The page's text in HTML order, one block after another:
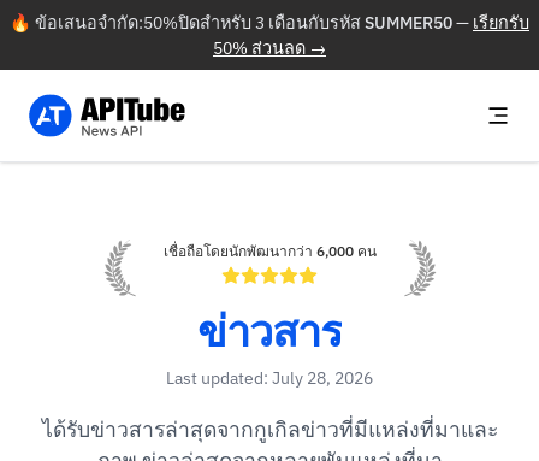
🔥 ข้อเสนอจำกัด:50%ปิดสำหรับ 3 เดือนกับรหัสSUMMER50— เรียกรับ
50% ส่วนลด →
เชื่อถือโดยนักพัฒนากว่า 6,000 คน
ข่าวสาร
Last updated: July 28, 2026
ได้รับข่าวสารล่าสุดจากกูเกิลข่าวที่มีแหล่งที่มาและ